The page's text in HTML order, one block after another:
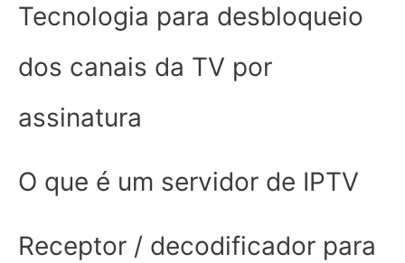
Tecnologia para desbloqueio
dos canais da TV por
assinatura
O que é um servidor de IPTV
Receptor / decodificador para